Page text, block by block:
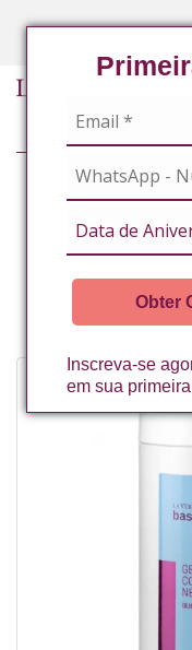
Obter
Inscreva-se
em sua
TERAPÊUTICA E
GEL DE CONDUÇÃO